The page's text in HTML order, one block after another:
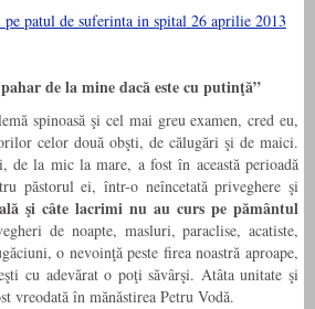
de la mine dacă este cu putinţă”
spinoasă şi cel mai greu examen, cred eu,
celor două obşti, de călugări şi de maici.
de la mic la mare, a fost în această perioadă
păstorul ei, într-o neîncetată priveghere şi
şi câte lacrimi nu au curs pe pământul
de noapte, masluri, paraclise, acatiste,
o nevoinţă peste firea noastră aproape,
cu adevărat o poţi săvârşi. Atâta unitate şi
vreodată în mănăstirea Petru Vodă.